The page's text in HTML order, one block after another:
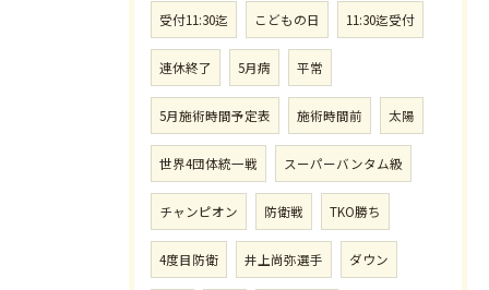
受付11:30迄 こどもの日 11:30迄受付
連休終了 5月病 平常
5月施術時間予定表 施術時間前 太陽
世界4団体統一戦 スーパーバンタム級
チャンピオン 防衛戦 TKO勝ち
4度目防衛 井上尚弥選手 ダウン